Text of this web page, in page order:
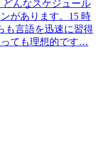
んなスケジュール
があります。15 時
も言語を迅速に習得
ても理想的です…